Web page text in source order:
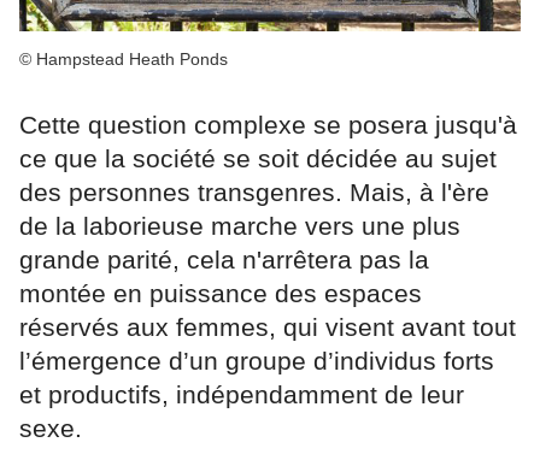
© Hampstead Heath Ponds
Cette question complexe se posera jusqu'à
ce que la société se soit décidée au sujet
des personnes transgenres. Mais, à l'ère
de la laborieuse marche vers une plus
grande parité, cela n'arrêtera pas la
montée en puissance des espaces
réservés aux femmes, qui visent avant tout
l’émergence d’un groupe d’individus forts
et productifs, indépendamment de leur
sexe.